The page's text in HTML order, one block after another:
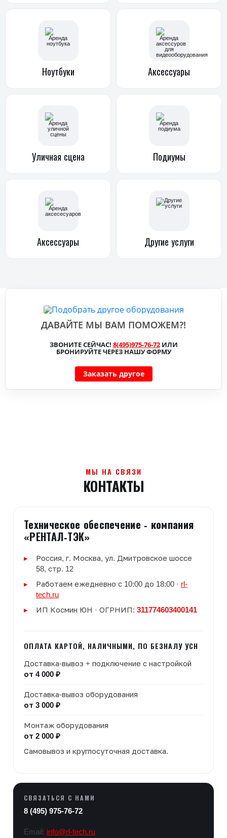
Ноутбуки Аксессуары
Уличная сцена Подиумы
Аксессуары Другие услуги
ДАВАЙТЕ МЫ ВАМ ПОМОЖЕМ?!
ЗВОНИТЕ СЕЙЧАС! 8(495)975-76-72ИЛИ
БРОНИРУЙТЕ ЧЕРЕЗ НАШУ ФОРМУ
Заказать другое
МЫ НА СВЯЗИ
КОНТАКТЫ
Техническое обеспечение - компания
«РЕНТАЛ-ТЭК»
Россия, г. Москва, ул. Дмитровское шоссе
58, стр. 12
Работаем ежедневно с 10:00 до 18:00 · rl-
tech.ru
ИП Космин ЮН · ОГРНИП: 311774603400141
ОПЛАТА КАРТОЙ, НАЛИЧНЫМИ, ПО БЕЗНАЛУ УСН
Доставка-вывоз + подключение с настройкой
от 4 000 ₽
Доставка-вывоз оборудования
от 3 000 ₽
Монтаж оборудования
от 2 000 ₽
Самовывоз и круглосуточная доставка.
СВЯЗАТЬСЯ С НАМИ
8 (495) 975-76-72
Email: info@rl-tech.ru